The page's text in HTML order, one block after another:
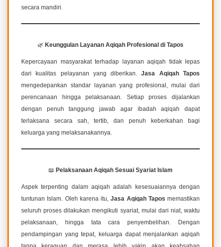
secara mandiri.
🌿 Keunggulan Layanan Aqiqah Profesional di Tapos
Kepercayaan masyarakat terhadap layanan aqiqah tidak lepas
dari kualitas pelayanan yang diberikan.Jasa Aqiqah Tapos
mengedepankan standar layanan yang profesional, mulai dari
perencanaan hingga pelaksanaan. Setiap proses dijalankan
dengan penuh tanggung jawab agar ibadah aqiqah dapat
terlaksana secara sah, tertib, dan penuh keberkahan bagi
keluarga yang melaksanakannya.
📖 Pelaksanaan Aqiqah Sesuai Syariat Islam
Aspek terpenting dalam aqiqah adalah kesesuaiannya dengan
tuntunan Islam. Oleh karena itu,Jasa Aqiqah Tapos memastikan
seluruh proses dilakukan mengikuti syariat, mulai dari niat, waktu
pelaksanaan, hingga tata cara penyembelihan. Dengan
pendampingan yang tepat, keluarga dapat menjalankan aqiqah